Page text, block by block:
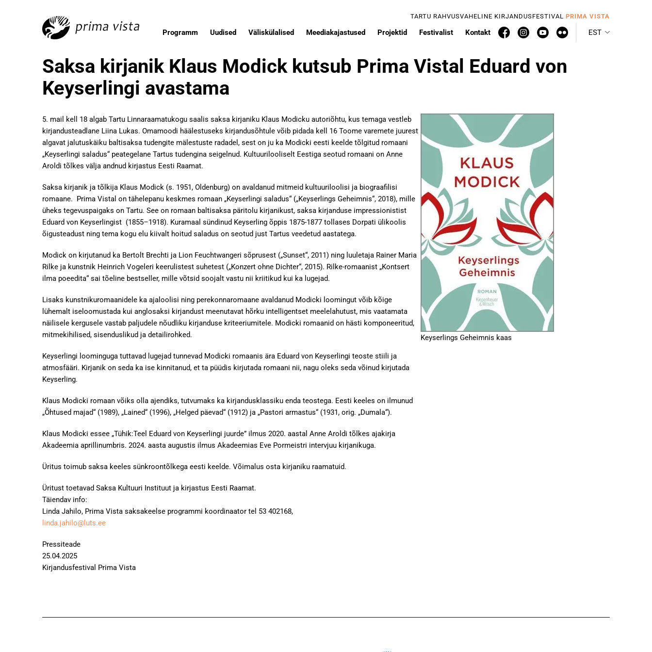
TARTU RAHVUSVAHELINE KIRJANDUSFESTIVAL PRIMA VISTA
Programm Uudised Väliskülalised Meediakajastused Projektid Festivalist Kontakt EST
Saksa kirjanik Klaus Modick kutsub Prima Vistal Eduard von
Keyserlingi avastama
5. mail kell 18 algab Tartu Linnaraamatukogu saalis saksa kirjaniku Klaus Modicku autoriõhtu, kus temaga vestleb
kirjandusteadlane Liina Lukas. Omamoodi häälestuseks kirjandusõhtule võib pidada kell 16 Toome varemete juurest
algavat jalutuskäiku baltisaksa tudengite mälestuste radadel, sest on ju ka Modicki eesti keelde tõlgitud romaani
„Keyserlingi saladus“ peategelane Tartus tudengina seigelnud. Kultuurilooliselt Eestiga seotud romaani on Anne
Aroldi tõlkes välja andnud kirjastus Eesti Raamat.
Saksa kirjanik ja tõlkija Klaus Modick (s. 1951, Oldenburg) on avaldanud mitmeid kultuuriloolisi ja biograafilisi
romaane. Prima Vistal on tähelepanu keskmes romaan „Keyserlingi saladus“ („Keyserlings Geheimnis“, 2018), mille
üheks tegevuspaigaks on Tartu. See on romaan baltisaksa päritolu kirjanikust, saksa kirjanduse impressionistist
Eduard von Keyserlingist (1855–1918). Kuramaal sündinud Keyserling õppis 1875-1877 tollases Dorpati ülikoolis
õigusteadust ning tema kogu elu kiivalt hoitud saladus on seotud just Tartus veedetud aastatega.
Modick on kirjutanud ka Bertolt Brechti ja Lion Feuchtwangeri sõprusest („Sunset“, 2011) ning luuletaja Rainer Maria
Rilke ja kunstnik Heinrich Vogeleri keerulistest suhetest („Konzert ohne Dichter“, 2015). Rilke-romaanist „Kontsert
ilma poeedita“ sai tõeline bestseller, mille võtsid soojalt vastu nii kriitikud kui ka lugejad.
Lisaks kunstnikuromaanidele ka ajaloolisi ning perekonnaromaane avaldanud Modicki loomingut võib kõige
lühemalt iseloomustada kui anglosaksi kirjandust meenutavat hõrku intelligentset meelelahutust, mis vaatamata
näilisele kergusele vastab paljudele nõudliku kirjanduse kriteeriumitele. Modicki romaanid on hästi komponeeritud,
mitmekihilised, sisenduslikud ja detailirohked.
Keyserlingi loominguga tuttavad lugejad tunnevad Modicki romaanis ära Eduard von Keyserlingi teoste stiili ja
atmosfääri. Kirjanik on seda ka ise kinnitanud, et ta püüdis kirjutada romaani nii, nagu oleks seda võinud kirjutada
Keyserling.
Klaus Modicki romaan võiks olla ajendiks, tutvumaks ka kirjandusklassiku enda teostega. Eesti keeles on ilmunud
„Õhtused majad“ (1989), „Lained“ (1996), „Helged päevad“ (1912) ja „Pastori armastus“ (1931, orig. „Dumala“).
Klaus Modicki essee „Tühik:Teel Eduard von Keyserlingi juurde” ilmus 2020. aastal Anne Aroldi tõlkes ajakirja
Akadeemia aprillinumbris. 2024. aasta augustis ilmus Akadeemias Eve Pormeistri intervjuu kirjanikuga.
Üritus toimub saksa keeles sünkroontõlkega eesti keelde. Võimalus osta kirjaniku raamatuid.
Üritust toetavad Saksa Kultuuri Instituut ja kirjastus Eesti Raamat.
Keyserlings Geheimnis kaas
Täiendav info:
Linda Jahilo, Prima Vista saksakeelse programmi koordinaator tel 53 402168,
linda.jahilo@luts.ee
Pressiteade
25.04.2025
Kirjandusfestival Prima Vista